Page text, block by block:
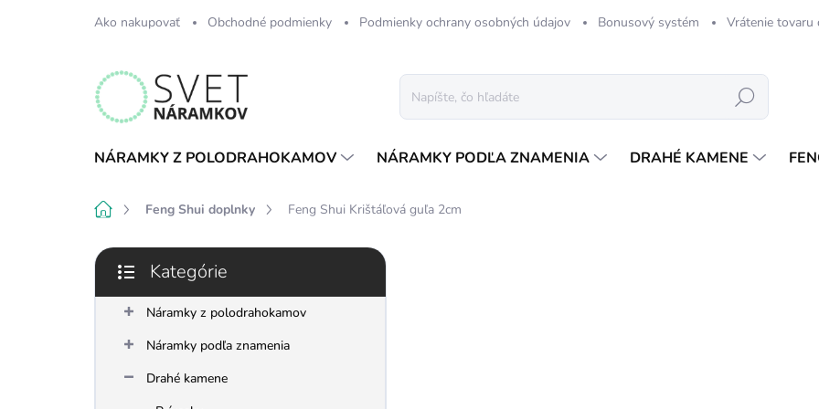
Ako nakupovať Obchodné podmienky Podmienky ochrany osobných údajov Bonusový systém Vrátenie tovaru
Hľadať
NÁRAMKY Z POLODRAHOKAMOV NÁRAMKY PODĽA ZNAMENIA DRAHÉ KAMENE
DomovFeng Shui doplnky Feng Shui Krištáľová guľa 2cm
B
č
Preskočiť
kategórie
Kategórie
Náramky z polodrahokamov
Náramky podľa znamenia
Drahé kamene